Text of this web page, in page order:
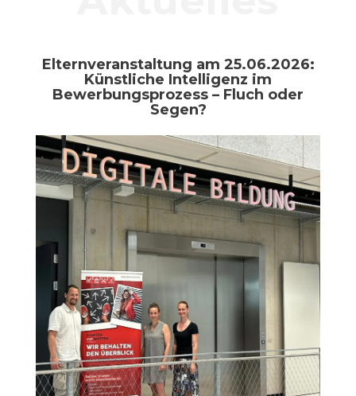
Elternveranstaltung am 25.06.2026:
Künstliche Intelligenz im
Bewerbungsprozess – Fluch oder
Segen?